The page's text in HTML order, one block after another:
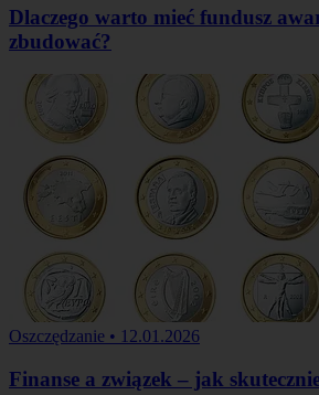
Dlaczego warto mieć fundusz
zbudować?
Oszczędzanie • 12.01.2026
Finanse a związek – jak